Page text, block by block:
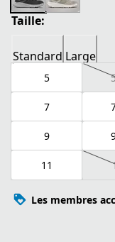
Taille:
Standard Large
5
7
9
11
Les membres